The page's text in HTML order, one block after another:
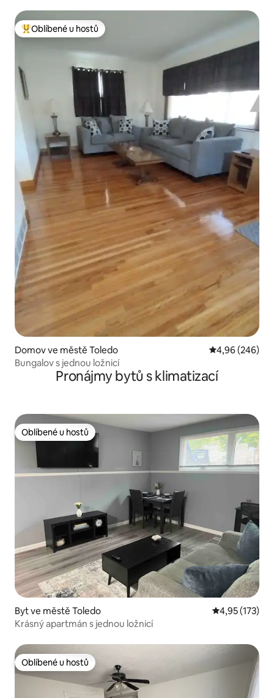
Nejlepší v kategorii Oblíbené u hostů
Oblíbené u hostů
Domov ve městě Toledo Průměrné
4,96 (246)
Bungalov s jednou ložnicí
Pronájmy bytů s klimatizací
Oblíbené u hostů
Oblíbené u hostů
Byt ve městě Toledo Průměrné
4,95 (173)
Krásný apartmán s jednou ložnicí
Oblíbené u hostů
Oblíbené u hostů